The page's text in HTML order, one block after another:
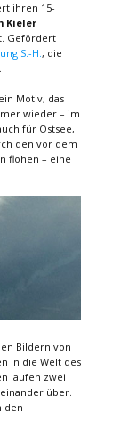
ihren 15-
Kieler
Gefördert
S.-H., die
Motiv, das
wieder – im
für Ostsee,
den vor dem
flohen – eine
Bildern von
in die Welt des
laufen zwei
über.
den